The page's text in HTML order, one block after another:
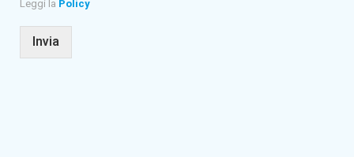
Leggi la Policy
Invia